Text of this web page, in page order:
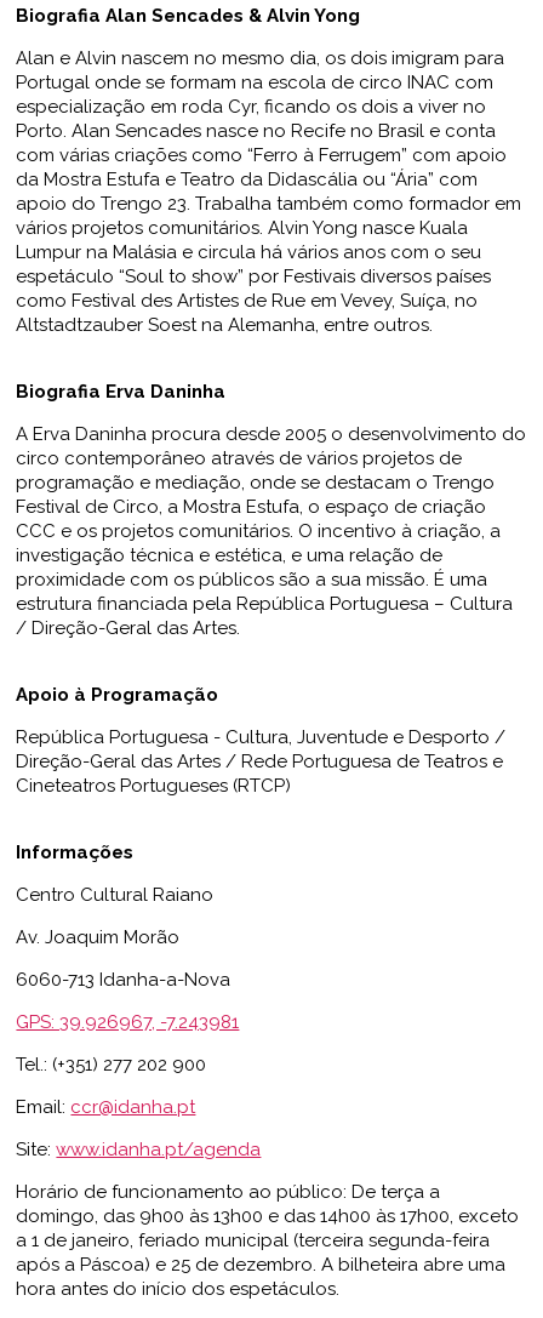
Biografia Alan Sencades & Alvin Yong
Alan e Alvin nascem no mesmo dia, os dois imigram para
Portugal onde se formam na escola de circo INAC com
especialização em roda Cyr, ficando os dois a viver no
Porto. Alan Sencades nasce no Recife no Brasil e conta
com várias criações como “Ferro à Ferrugem” com apoio
da Mostra Estufa e Teatro da Didascália ou “Ária” com
apoio do Trengo 23. Trabalha também como formador em
vários projetos comunitários. Alvin Yong nasce Kuala
Lumpur na Malásia e circula há vários anos com o seu
espetáculo “Soul to show” por Festivais diversos países
como Festival des Artistes de Rue em Vevey, Suíça, no
Altstadtzauber Soest na Alemanha, entre outros.
Biografia Erva Daninha
A Erva Daninha procura desde 2005 o desenvolvimento do
circo contemporâneo através de vários projetos de
programação e mediação, onde se destacam o Trengo
Festival de Circo, a Mostra Estufa, o espaço de criação
CCC e os projetos comunitários. O incentivo à criação, a
investigação técnica e estética, e uma relação de
proximidade com os públicos são a sua missão. É uma
estrutura financiada pela República Portuguesa – Cultura
/ Direção-Geral das Artes.
Apoio à Programação
República Portuguesa - Cultura, Juventude e Desporto /
Direção-Geral das Artes / Rede Portuguesa de Teatros e
Cineteatros Portugueses (RTCP)
Informações
Centro Cultural Raiano
Av. Joaquim Morão
6060-713 Idanha-a-Nova
GPS: 39.926967, -7.243981
Tel.: (+351) 277 202 900
Email: ccr@idanha.pt
Site:www.idanha.pt/agenda
Horário de funcionamento ao público: De terça a
domingo, das 9h00 às 13h00 e das 14h00 às 17h00, exceto
a 1 de janeiro, feriado municipal (terceira segunda-feira
após a Páscoa) e 25 de dezembro. A bilheteira abre uma
hora antes do início dos espetáculos.